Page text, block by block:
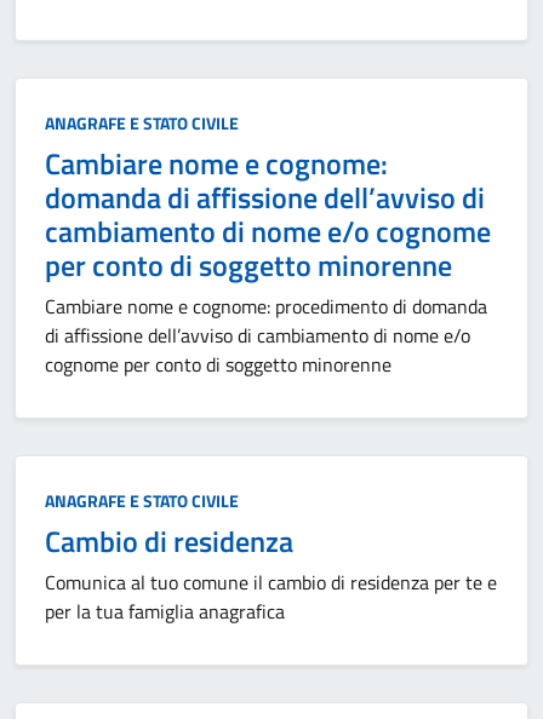
Categoria:
ANAGRAFE E STATO CIVILE
Cambiare nome e cognome:
domanda di affissione dell’avviso di
cambiamento di nome e/o cognome
per conto di soggetto minorenne
Cambiare nome e cognome: procedimento di domanda
di affissione dell’avviso di cambiamento di nome e/o
cognome per conto di soggetto minorenne
Categoria:
ANAGRAFE E STATO CIVILE
Cambio di residenza
Comunica al tuo comune il cambio di residenza per te e
per la tua famiglia anagrafica